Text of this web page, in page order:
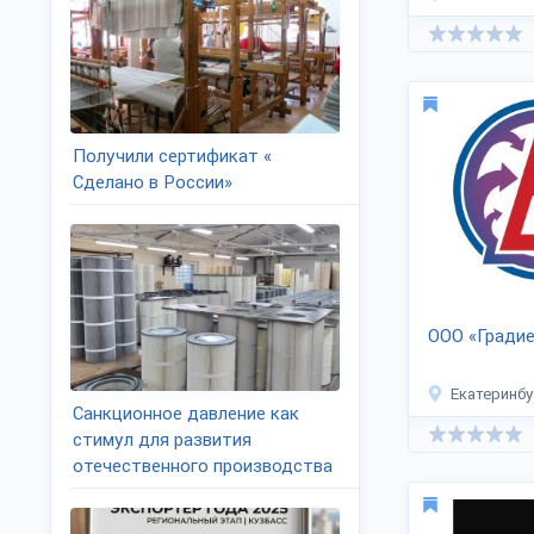
ООО
Получили сертификат «
Сделано в России»
Санкционное давление как
стимул для развития
отечественного производства